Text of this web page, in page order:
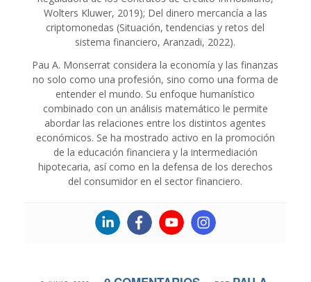
Wolters Kluwer, 2019); Del dinero mercancía a las
criptomonedas (Situación, tendencias y retos del
sistema financiero, Aranzadi, 2022).
Pau A. Monserrat considera la economía y las finanzas
no solo como una profesión, sino como una forma de
entender el mundo. Su enfoque humanístico
combinado con un análisis matemático le permite
abordar las relaciones entre los distintos agentes
económicos. Se ha mostrado activo en la promoción
de la educación financiera y la intermediación
hipotecaria, así como en la defensa de los derechos
del consumidor en el sector financiero.